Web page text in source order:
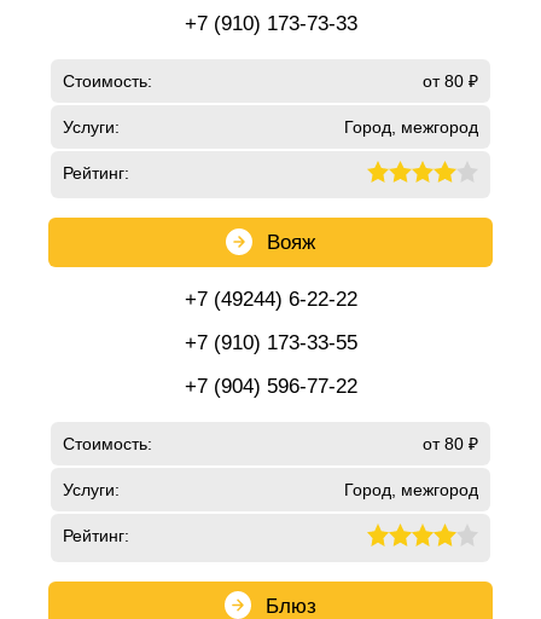
+7 (910) 173-73-33
Стоимость: от 80 ₽
Услуги: Город, межгород
Рейтинг:
Вояж
+7 (49244) 6-22-22
+7 (910) 173-33-55
+7 (904) 596-77-22
Стоимость: от 80 ₽
Услуги: Город, межгород
Рейтинг:
Блюз